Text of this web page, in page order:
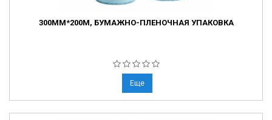
300ММ*200М, БУМАЖНО-ПЛЕНОЧНАЯ УПАКОВКА
Еще